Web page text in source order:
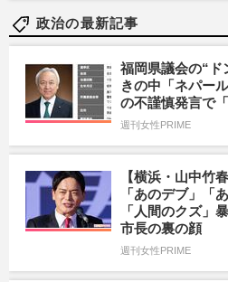
政治の最新記事
福岡県議会の“ド
きの中「ネパー
の不謹慎発言で
週刊女性PRIME
【横浜・山中竹
「あのデブ」「
「人間のクズ」
市長の裏の顔
週刊女性PRIME